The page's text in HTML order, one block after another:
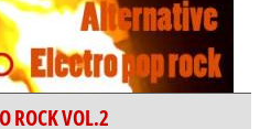
ROCK VOL.2